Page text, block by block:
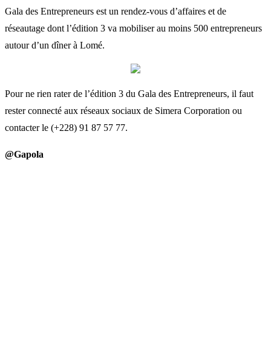
Gala des Entrepreneurs est un rendez-vous d’affaires et de
réseautage dont l’édition 3 va mobiliser au moins 500 entrepreneurs
autour d’un dîner à Lomé.
Pour ne rien rater de l’édition 3 du Gala des Entrepreneurs, il faut
rester connecté aux réseaux sociaux de Simera Corporation ou
contacter le (+228) 91 87 57 77.
@Gapola